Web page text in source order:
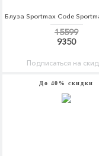
15599
9350
Подписаться на
До 40% скидки